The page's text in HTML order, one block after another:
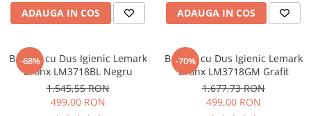
ADAUGA IN COS ADAUGA IN COS
-68%
Baterie cu Dus Igienic Lemark
Bronx LM3718BL Negru
1.545,55 RON
499,00 RON
-70%
Baterie cu Dus Igienic Lemark
Bronx LM3718GM Grafit
1.677,73 RON
499,00 RON